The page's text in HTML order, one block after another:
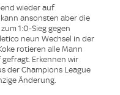
wieder auf
ansonsten aber die
1:0-Sieg gegen
neun Wechsel in der
rotieren alle Mann
gefragt. Erkennen wir
der Champions League
Änderung.